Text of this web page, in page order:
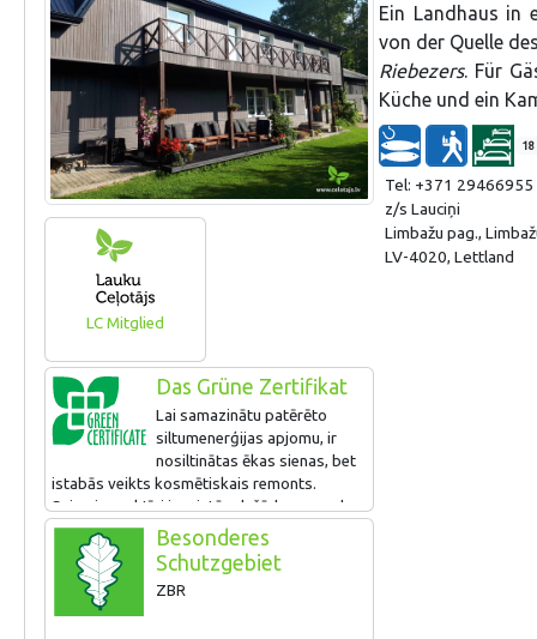
LC Mitglied
Das Grüne Zertifikat
Lai samazinātu patērēto
siltumenerģijas apjomu, ir
nosiltinātas ēkas sienas, bet
istabās veikts kosmētiskais remonts.
Saimniece aktīvi iesaistās dažādos novada
projektos, tostarp tādos, kuru mērķis ir
apkaimes dabas resursu aizsardzība.
Rūpīgi veic elektroenerģijas patēriņa
monitoringu. Izveidots bērnu aktivitāšu
Besonderes
Schutzgebiet
ZBR
Ein Landhaus in
von der Quelle
Riebezers. Für
Küche und ein
Tel: +371 29466955
z/s Lauciņi
Limbažu pag.,
LV-4020, Lettland